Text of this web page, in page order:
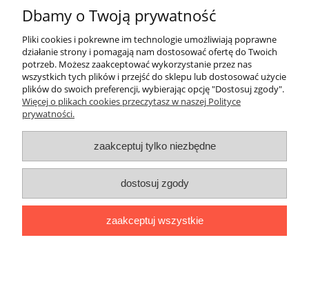
WRPK 75/22 Pogrubiane rury
termokurczliwe z klejem (1)
Dbamy o Twoją prywatność
Pliki cookies i pokrewne im technologie umożliwiają poprawne
działanie strony i pomagają nam dostosować ofertę do Twoich
potrzeb. Możesz zaakceptować wykorzystanie przez nas
wszystkich tych plików i przejść do sklepu lub dostosować użycie
plików do swoich preferencji, wybierając opcję "Dostosuj zgody".
Więcej o plikach cookies przeczytasz w naszej Polityce
prywatności.
zaakceptuj tylko niezbędne
dostosuj zgody
zaakceptuj wszystkie